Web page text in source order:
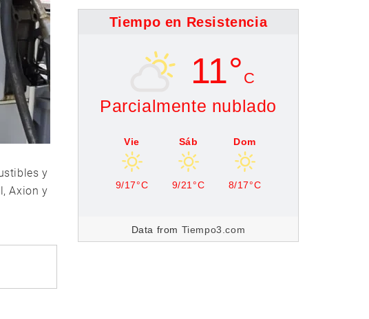
y
Axion y
Tiempo en Resistencia
11° C
Parcialmente nublado
Vie
9/17°C
Sáb
9/21°C
Dom
8/17°C
Data from Tiempo3.com